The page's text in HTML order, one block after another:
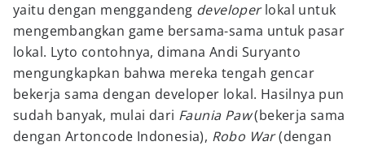
yaitu dengan menggandeng developerlokal untuk
mengembangkan game bersama-sama untuk pasar
lokal. Lyto contohnya, dimana Andi Suryanto
mengungkapkan bahwa mereka tengah gencar
bekerja sama dengan developer lokal. Hasilnya pun
sudah banyak, mulai dari Faunia Paw(bekerja sama
dengan Artoncode Indonesia), Robo War(dengan